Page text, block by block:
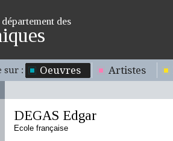
des
sur : Oeuvres Artistes
DEGAS Edgar
Ecole française